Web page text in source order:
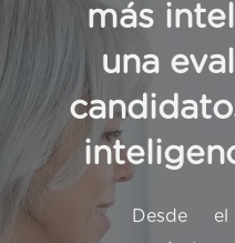
más
una
Desde